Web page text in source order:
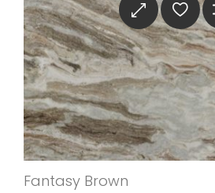
Fantasy Brown